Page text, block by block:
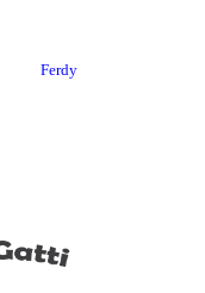
Ferdy